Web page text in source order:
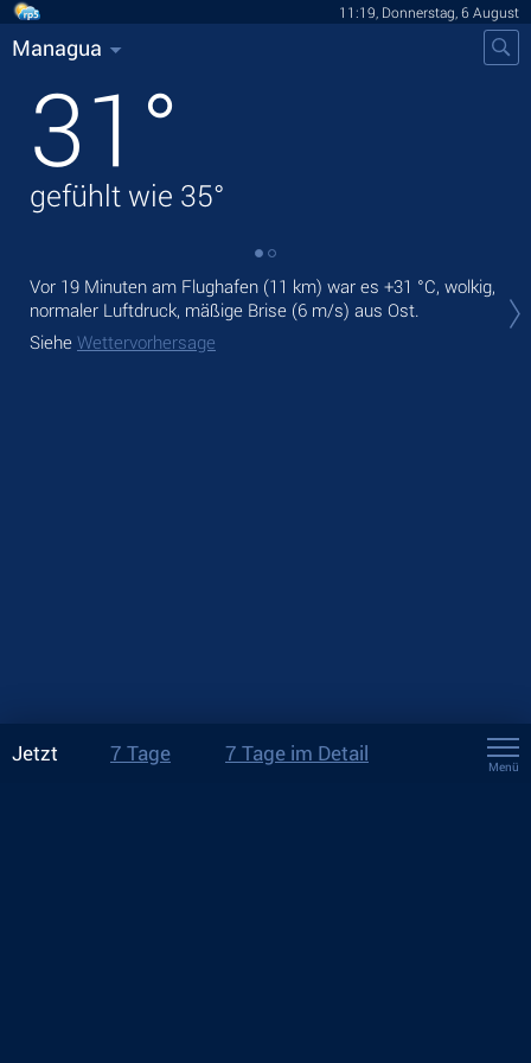
11:19, Donnerstag, 6 August
Managua
31 °
gefühlt wie 35°
Vor 19 Minuten am Flughafen (11 km) war es +31 °C, wolkig,
normaler Luftdruck, mäßige Brise (6 m/s) aus Ost.
Siehe Wettervorhersage
Jetzt 7 Tage 7 Tage im Detail
Menü